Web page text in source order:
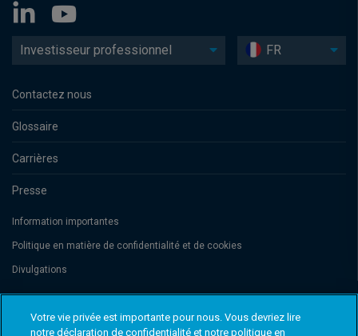
Investisseur professionnel FR
Contactez nous
Glossaire
Carrières
Presse
Information importantes
Politique en matière de confidentialité et de cookies
Divulgations
Threadneedle Management Luxembourg S.A., registered with the Registre
de Commerce et des Sociétés (Luxembourg), No. B 110242 and/or
Votre vie privée est importante pour nous. Vous devriez lire
notre déclaration de confidentialité et notre politique en